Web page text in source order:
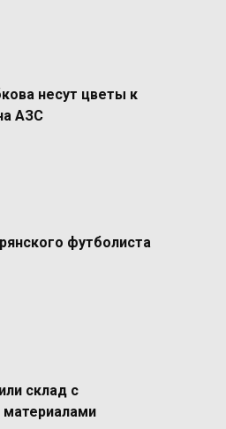
несут цветы к
АЗС
футболиста
склад с